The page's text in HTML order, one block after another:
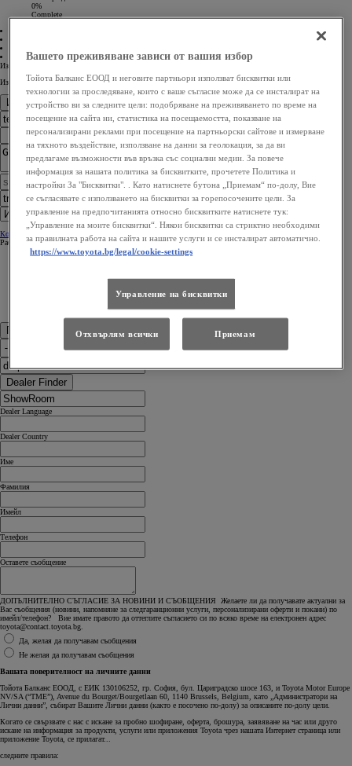
0%
Complete
04 Потвърждение
Изберете модел
Изберете двигател
Изберете търговец
Контакти
Работно времеРаботно време
Попълнете вашите данни
Dealer Finder
Dealer Language
Dealer Country
Име
Фамилия
Имейл
Телефон
Оставете съобщение
ДОПЪЛНИТЕЛНО СЪГЛАСИЕ ЗА НОВИНИ И СЪОБЩЕНИЯ Желаете ли да получавате актуални за
Вас съобщения (новини, напомняне за следгаранционни услуги, персонализирани оферти и покани) по
имейл/телефон? Вие имате правото да оттеглите съгласието си по всяко време на електронен адрес
toyota@contact.toyota.bg.
Да, желая да получавам съобщения
Не желая да получавам съобщения
Вашата поверителност на личните данни
Тойота Балканс ЕООД, с ЕИК 130106252, гр. София, бул. Цариградско шосе 163, и Toyota Motor Europe
NV/SA (“TME”), Avenue du Bourget/Bourgetlaan 60, 1140 Brussels, Belgium, като „Администратори на
Лични данни”, събират Вашите Лични данни (както е посочено по-долу) за описаните по-долу цели.
Когато се свързвате с нас с искане за пробно шофиране, оферта, брошура, заявяване на час или друго
искане на информация за продукти, услуги или приложения Toyota чрез нашата Интернет страница или
приложение Toyota, се прилагат...
следните правила:
Вашето преживяване зависи от вашия избор
Тойота Балканс ЕООД и неговите партньори използват бисквитки или
технологии за проследяване, които с ваше съгласие може да се инсталират на
устройство ви за следните цели: подобряване на преживяването по време на
посещение на сайта ни, статистика на посещаемостта, показване на
персонализирани реклами при посещение на партньорски сайтове и измерване
на тяхното въздействие, използване на данни за геолокация, за да ви
предлагаме възможности във връзка със социални медии. За повече
информация за нашата политика за бисквитките, прочетете Политика и
настройки За "Бисквитки". . Като натиснете бутона „Приемам“ по-долу, Вие
се съгласявате с използването на бисквитки за горепосочените цели. За
управление на предпочитанията относно бисквитките натиснете тук:
„Управление на моите бисквитки“. Някои бисквитки са стриктно необходими
за правилната работа на сайта и нашите услуги и се инсталират автоматично.
https://www.toyota.bg/legal/cookie-settings
Управление на бисквитки
Отхвърлям всички Приемам